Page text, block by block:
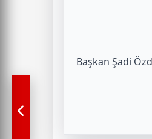
Başkan Şadi